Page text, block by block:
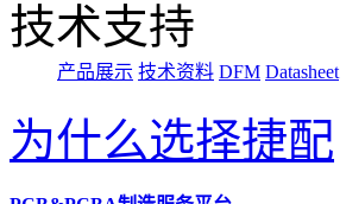
技术支持
产品展示 技术资料 DFM Datasheet
为什么选择捷配